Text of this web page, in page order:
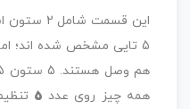
این قسمت
5 تایی مشخص شده اند؛
همه چیز روی عدد 5